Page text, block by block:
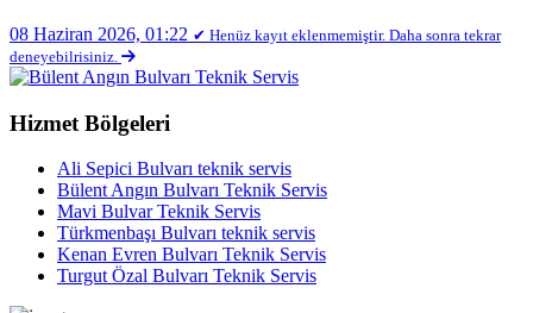
08 Haziran 2026, 01:22 ✔ Henüz kayıt eklenmemiştir. Daha sonra tekrar
deneyebilrisiniz.
Hizmet Bölgeleri
Ali Sepici Bulvarı teknik servis
Bülent Angın Bulvarı Teknik Servis
Mavi Bulvar Teknik Servis
Türkmenbaşı Bulvarı teknik servis
Kenan Evren Bulvarı Teknik Servis
Turgut Özal Bulvarı Teknik Servis